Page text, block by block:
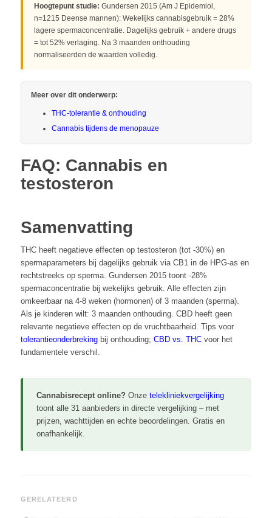
Hoogtepunt studie: Gundersen 2015 (Am J Epidemiol,
n=1215 Deense mannen): Wekelijks cannabisgebruik = 28%
lagere spermaconcentratie. Dagelijks gebruik + andere drugs
= tot 52% verlaging. Na 3 maanden onthouding
normaliseerden de waarden volledig.
Meer over dit onderwerp:
THC-tolerantie & onthouding
Cannabis tijdens de menopauze
FAQ: Cannabis en
testosteron
Samenvatting
THC heeft negatieve effecten op testosteron (tot -30%) en
spermaparameters bij dagelijks gebruik via CB1 in de HPG-as en
rechtstreeks op sperma. Gundersen 2015 toont -28%
spermaconcentratie bij wekelijks gebruik. Alle effecten zijn
omkeerbaar na 4-8 weken (hormonen) of 3 maanden (sperma).
Als je kinderen wilt: 3 maanden onthouding. CBD heeft geen
relevante negatieve effecten op de vruchtbaarheid. Tips voor
tolerantieonderbrekingbij onthouding; CBD vs. THCvoor het
fundamentele verschil.
Cannabisrecept online? Onze telekliniekvergelijking
toont alle 31 aanbieders in directe vergelijking – met
prijzen, wachttijden en echte beoordelingen. Gratis en
onafhankelijk.
GERELATEERD